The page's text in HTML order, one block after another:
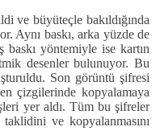
ve büyüteçle bakıldığında
Aynı baskı, arka yüzde de
yöntemiyle ise kartın
desenler bulunuyor. Bu
Son görüntü şifresi
çizgilerinde kopyalamaya
yer aldı. Tüm bu şifreler
ve kopyalanmasını